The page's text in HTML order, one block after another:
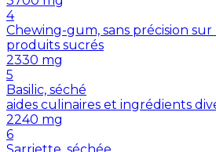
4
Chewing-gum, sans précision
produits sucrés
2330 mg
5
Basilic, séché
aides culinaires et ingrédients
2240 mg
6